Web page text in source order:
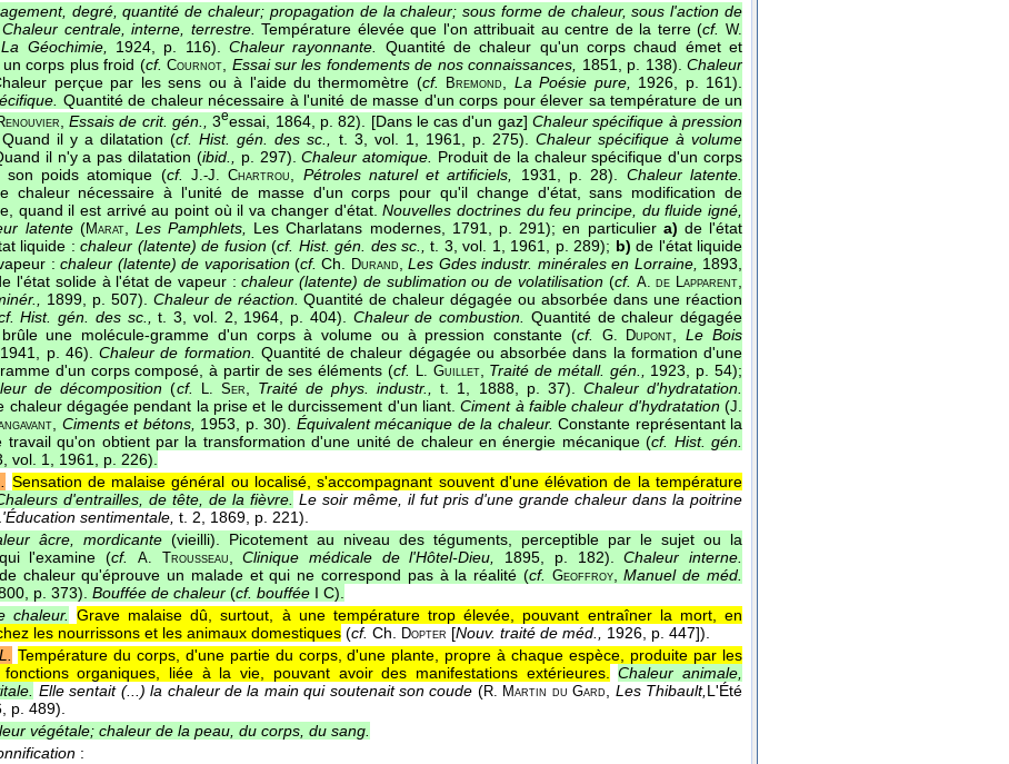
degré, quantité de chaleur; propagation de la chaleur; sous forme de chaleur, sous l'action de
centrale, interne, terrestre. Température élevée que l'on attribuait au centre de la terre (cf.
W.
La Géochimie, 1924, p. 116).Chaleur rayonnante.
Quantité de chaleur qu'un corps chaud émet et
corps plus froid (cf. Cournot Essai sur les fondements de nos connaissances, 1851, p. 138).Chaleur
perçue par les sens ou à l'aide du thermomètre (cf. Bremond La Poésie pure,
1926, p. 161).
Quantité de chaleur nécessaire à l'unité de masse d'un corps pour élever sa température de un
, Essais de crit. gén., 3eessai, 1864, p. 82). [Dans le cas d'un gaz]Chaleur spécifique à pression
Quand il y a dilatation (cf. Hist. gén. des sc., t. 3, vol. 1, 1961, p. 275). Chaleur spécifique à volume
il n'y a pas dilatation (ibid., p. 297).Chaleur atomique. Produit de la chaleur spécifique d'un corps
son poids atomique (cf. J.-J. Chartrou, Pétroles naturel et artificiels, 1931, p. 28). Chaleur latente.
chaleur nécessaire à l'unité de masse d'un corps pour qu'il change d'état, sans modification de
quand il est arrivé au point où il va changer d'état.Nouvelles doctrines du feu principe, du fluide igné,
latente(Marat, Les Pamphlets, Les Charlatans modernes, 1791, p. 291); en particulier a) de l'état
liquide :chaleur (latente) de fusion(cf. Hist. gén. des sc., t. 3, vol. 1, 1961, p. 289); b) de l'état liquide
:chaleur (latente) de vaporisation(cf. Ch. Durand,Les Gdes industr. minérales en Lorraine, 1893,
l'état solide à l'état de vapeur :chaleur (latente) de sublimation ou de volatilisation(cf. A. de Lapparent,
1899, p. 507). Chaleur de réaction. Quantité de chaleur dégagée ou absorbée dans une réaction
Hist. gén. des sc., t. 3, vol. 2, 1964, p. 404). Chaleur de combustion. Quantité de chaleur dégagée
une molécule-gramme d'un corps à volume ou à pression constante (cf. G. Dupont,Le Bois
1941, p. 46). Chaleur de formation. Quantité de chaleur dégagée ou absorbée dans la formation d'une
d'un corps composé, à partir de ses éléments (cf. L. Guillet, Traité de métall. gén., 1923, p. 54);
de décomposition (cf. L. Ser, Traité de phys. industr., t. 1, 1888, p. 37). Chaleur d'hydratation.
chaleur dégagée pendant la prise et le durcissement d'un liant.Ciment à faible chaleur d'hydratation(J.
, Ciments et bétons, 1953, p. 30). Équivalent mécanique de la chaleur. Constante représentant la
travail qu'on obtient par la transformation d'une unité de chaleur en énergie mécanique (cf. Hist. gén.
vol. 1, 1961, p. 226).
Sensation de malaise général ou localisé, s'accompagnant souvent d'une élévation de la température
d'entrailles, de tête, de la fièvre. Le soir même, il fut pris d'une grande chaleur dans la poitrine
sentimentale, t. 2, 1869, p. 221).
âcre, mordicante (vieilli). Picotement au niveau des téguments, perceptible par le sujet ou la
l'examine (cf. A. Trousseau,Clinique médicale de l'Hôtel-Dieu, 1895, p. 182).Chaleur interne.
chaleur qu'éprouve un malade et qui ne correspond pas à la réalité (cf. Geoffroy,Manuel de méd.
p. 373). Bouffée de chaleur (cf. bouffée I C).
chaleur. Grave malaise dû, surtout, à une température trop élevée, pouvant entraîner la mort, en
les nourrissons et les animaux domestiques (cf. Ch. Dopter [Nouv. traité de méd., 1926, p. 447]).
Température du corps, d'une partie du corps, d'une plante, propre à chaque espèce, produite par les
fonctions organiques, liée à la vie, pouvant avoir des manifestations extérieures. Chaleur animale,
Elle sentait (...) la chaleur de la main qui soutenait son coude (R. Martin du Gard, Les Thibault,L'Été
, p. 489).
végétale; chaleur de la peau, du corps, du sang.
: